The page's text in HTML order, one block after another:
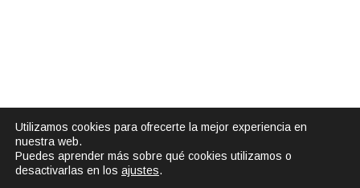
Utilizamos cookies para ofrecerte la mejor experiencia en
nuestra web.
Puedes aprender más sobre qué cookies utilizamos o
desactivarlas en los ajustes.